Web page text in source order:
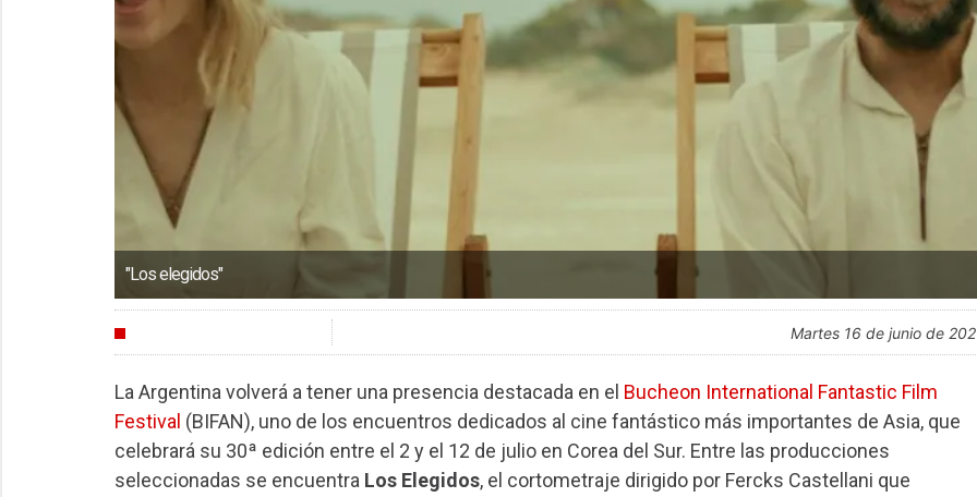
"Los elegidos"
martes 16 de junio de
La Argentina volverá a tener una presencia destacada en el Bucheon International Fantastic Film
Festival (BIFAN), uno de los encuentros dedicados al cine fantástico más importantes de Asia, que
celebrará su 30ª edición entre el 2 y el 12 de julio en Corea del Sur. Entre las producciones
seleccionadas se encuentra Los Elegidos, el cortometraje dirigido por Fercks Castellani que